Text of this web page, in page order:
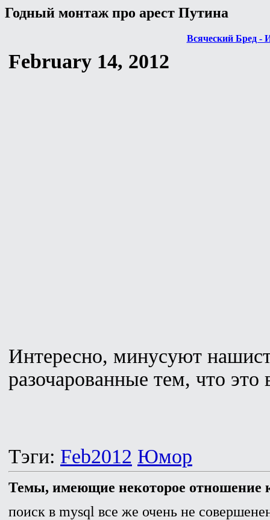
Годный монтаж про арест Путина
Всяческий Бред -
February 14, 2012
Интересно, минусуют
разочарованные тем, что
Тэги: Feb2012 Юмор
Темы, имеющие некоторое отношение
поиск в mysql все же очень не